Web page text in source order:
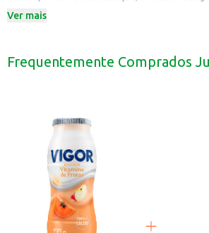
Dicas de Uso:
Indicado para uso em casa ou em salões de beleza.
Ver mais
Frequentemente Comprados